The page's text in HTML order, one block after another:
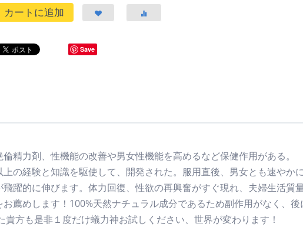
カートに追加
Save
精力剤、性機能の改善や男女性機能を高めるなど保健作用がある。
の経験と知識を駆使して、開発された。服用直後、男女とも速やか
躍的に伸びます。体力回復、性欲の再興奮がすぐ現れ、夫婦生活質
薦めします！100%天然ナチュラル成分であるため副作用がなく、
方も是非１度だけ蟻力神お試しください、世界が変わります！